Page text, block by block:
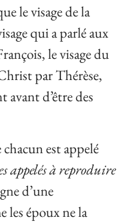
le visage de la
qui a parlé aux
le visage du
par Thérèse,
avant d’être des
est appelé
appelés à reproduire
d’une
les époux ne la